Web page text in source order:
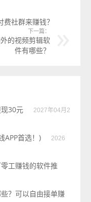
社群来赚钱？
下一篇：
的视频剪辑软
件有哪些？
30元
2027年04月2
APP首选！)
2026
工赚钱的软件推
？可以自由接单赚